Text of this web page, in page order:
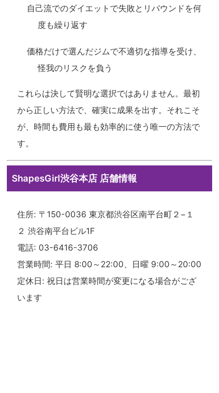
自己流でのダイエットで失敗とリバウンドを何
度も繰り返す
価格だけで選んだジムで不適切な指導を受け、
怪我のリスクを負う
これらは決して賢明な選択ではありません。最初
から正しい方法で、確実に成果を出す。それこそ
が、時間も費用も最も効率的に使う唯一の方法で
す。
ShapesGirl渋谷本店 店舗情報
住所: 〒150-0036 東京都渋谷区南平台町２−１
２ 渋谷南平台ビル1F
電話: 03-6416-3706
営業時間: 平日 8:00～22:00、日曜 9:00～20:00
定休日: 祝日は営業時間が変更になる場合がござ
います